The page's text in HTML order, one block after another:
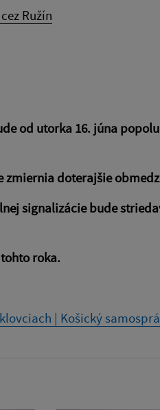
Ružín
od utorka 16. júna
zmiernia doterajšie
signalizácie bude
roka.
| Košický